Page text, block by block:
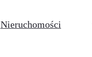
Nieruchomości